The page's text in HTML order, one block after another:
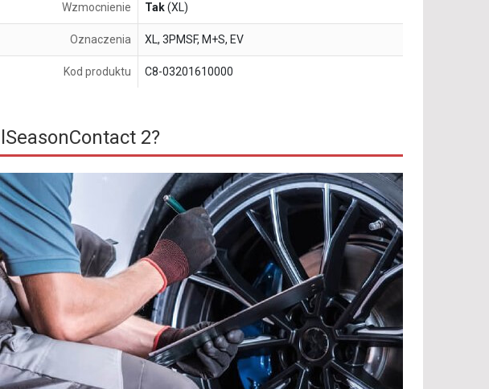
Wzmocnienie Tak(XL)
Oznaczenia XL, 3PMSF, M+S, EV
Kod produktu C8-03201610000
2?